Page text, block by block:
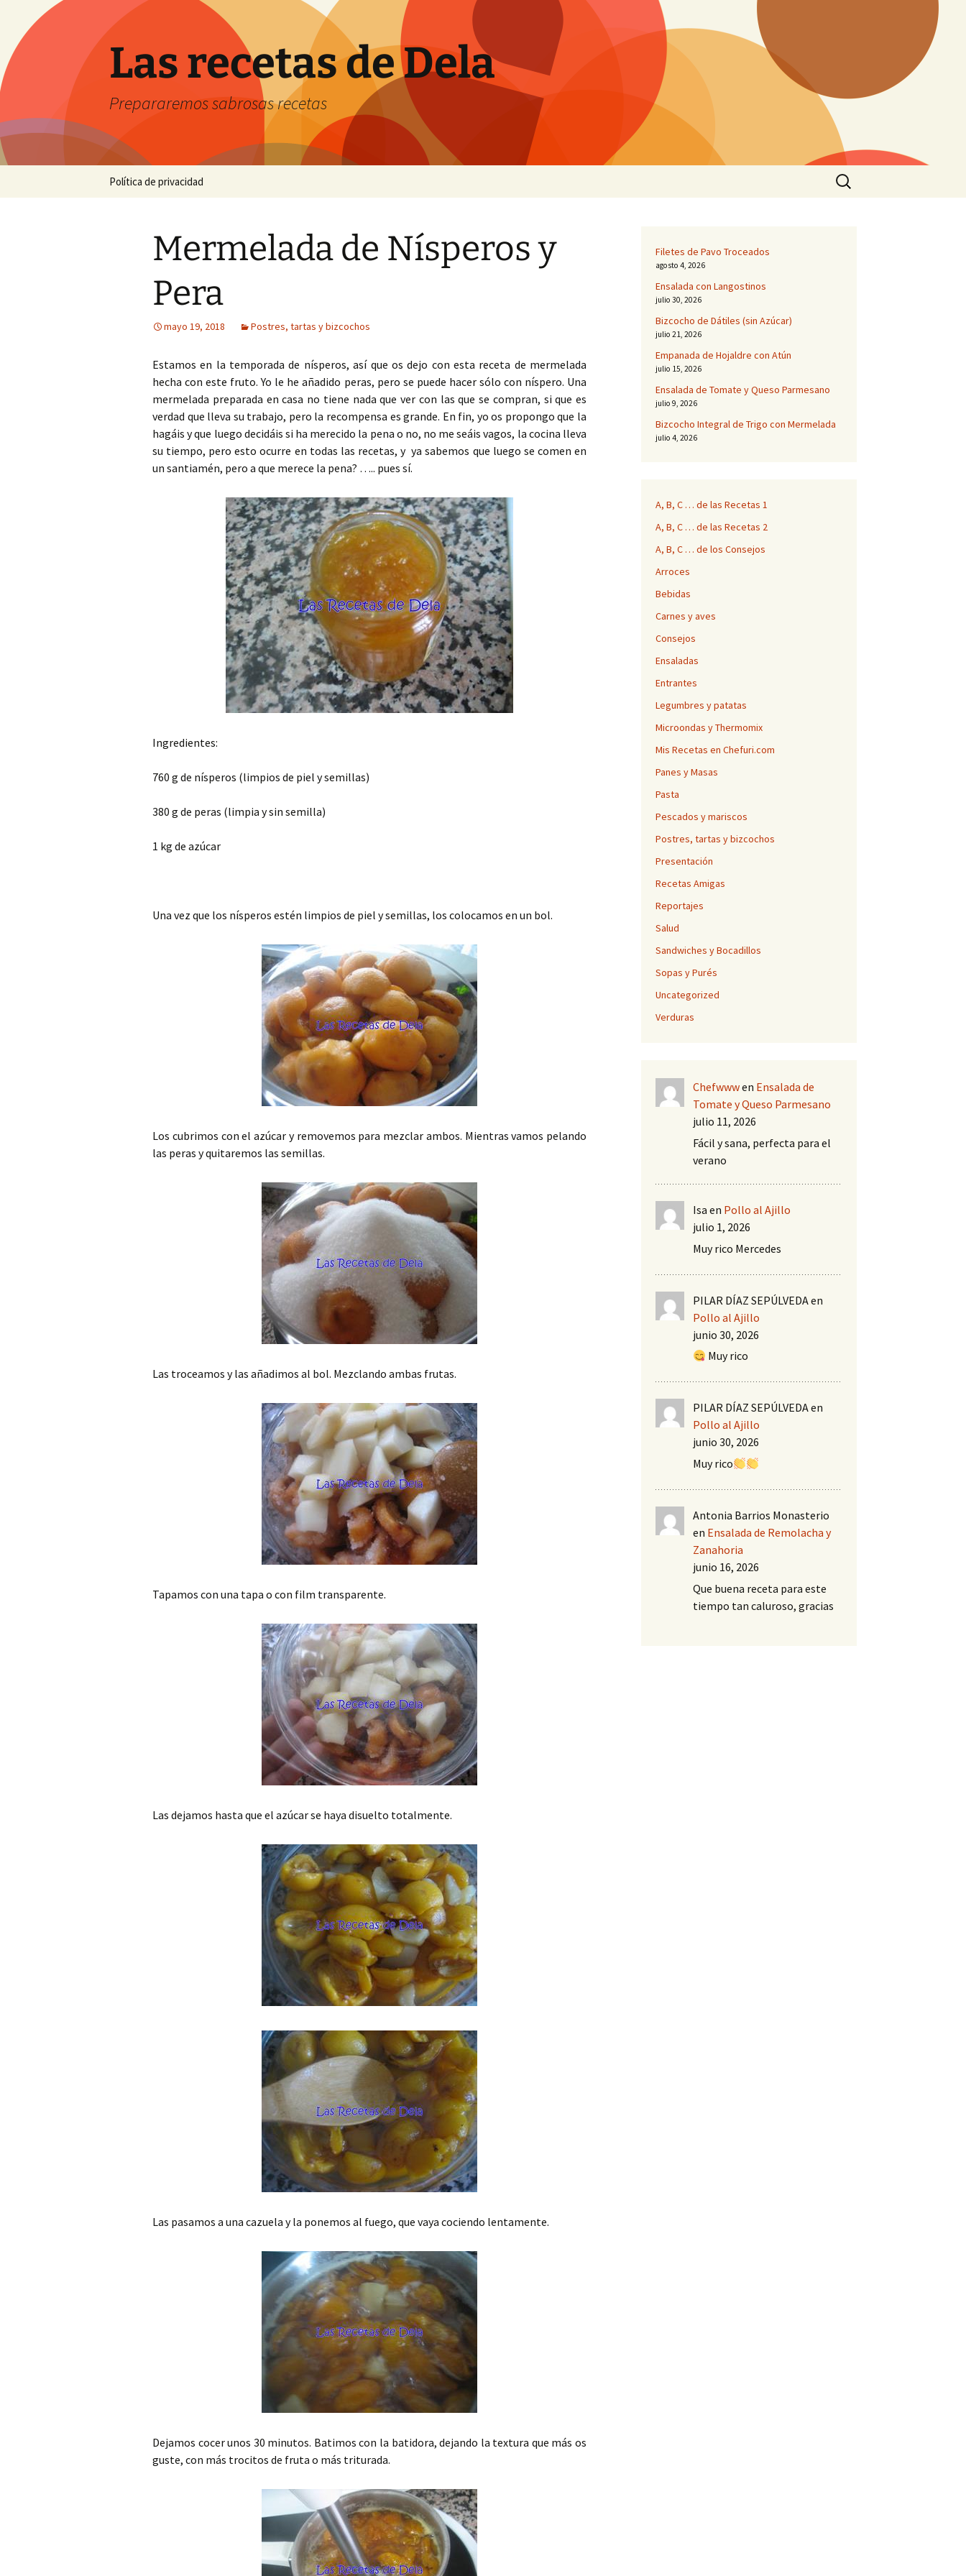
contenido
Las recetas de Dela
Prepararemos sabrosas recetas
Política de privacidad
Buscar:
Mermelada de Nísperos y
Pera
mayo 19, 2018 Postres, tartas y bizcochos
Estamos en la temporada de nísperos, así que os dejo con esta receta de mermelada
hecha con este fruto. Yo le he añadido peras, pero se puede hacer sólo con níspero. Una
mermelada preparada en casa no tiene nada que ver con las que se compran, si que es
verdad que lleva su trabajo, pero la recompensa es grande. En fin, yo os propongo que la
hagáis y que luego decidáis si ha merecido la pena o no, no me seáis vagos, la cocina lleva
su tiempo, pero esto ocurre en todas las recetas, y ya sabemos que luego se comen en
un santiamén, pero a que merece la pena? ….. pues sí.
Ingredientes:
760 g de nísperos (limpios de piel y semillas)
380 g de peras (limpia y sin semilla)
1 kg de azúcar
Una vez que los nísperos estén limpios de piel y semillas, los colocamos en un bol.
Los cubrimos con el azúcar y removemos para mezclar ambos. Mientras vamos pelando
las peras y quitaremos las semillas.
Las troceamos y las añadimos al bol. Mezclando ambas frutas.
Tapamos con una tapa o con film transparente.
Las dejamos hasta que el azúcar se haya disuelto totalmente.
Las pasamos a una cazuela y la ponemos al fuego, que vaya cociendo lentamente.
Dejamos cocer unos 30 minutos. Batimos con la batidora, dejando la textura que más os
guste, con más trocitos de fruta o más triturada.
Filetes de Pavo Troceados
agosto 4, 2026
Ensalada con Langostinos
julio 30, 2026
Bizcocho de Dátiles (sin Azúcar)
julio 21, 2026
Empanada de Hojaldre con Atún
julio 15, 2026
Ensalada de Tomate y Queso Parmesano
julio 9, 2026
Bizcocho Integral de Trigo con Mermelada
julio 4, 2026
A, B, C … de las Recetas 1
A, B, C … de las Recetas 2
A, B, C … de los Consejos
Arroces
Bebidas
Carnes y aves
Consejos
Ensaladas
Entrantes
Legumbres y patatas
Microondas y Thermomix
Mis Recetas en Chefuri.com
Panes y Masas
Pasta
Pescados y mariscos
Postres, tartas y bizcochos
Presentación
Recetas Amigas
Reportajes
Salud
Sandwiches y Bocadillos
Sopas y Purés
Uncategorized
Verduras
Chefwwwen Ensalada de
Tomate y Queso Parmesano
julio 11, 2026
Fácil y sana, perfecta para el
verano
Isa en Pollo al Ajillo
julio 1, 2026
Muy rico Mercedes
PILAR DÍAZ SEPÚLVEDAen
Pollo al Ajillo
junio 30, 2026
Muy rico
PILAR DÍAZ SEPÚLVEDAen
Pollo al Ajillo
junio 30, 2026
Muy rico
Antonia Barrios Monasterio
en Ensalada de Remolacha y
Zanahoria
junio 16, 2026
Que buena receta para este
tiempo tan caluroso, gracias